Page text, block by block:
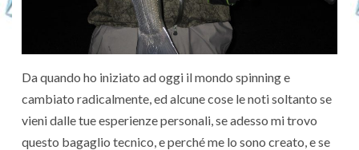
Da quando ho iniziato ad oggi il mondo spinning e
cambiato radicalmente, ed alcune cose le noti soltanto se
vieni dalle tue esperienze personali, se adesso mi trovo
questo bagaglio tecnico, e perché me lo sono creato, e se